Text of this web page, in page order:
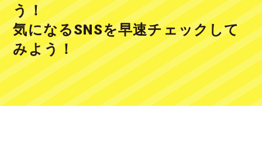
う！
気になるSNSを早速チェックして
みよう！